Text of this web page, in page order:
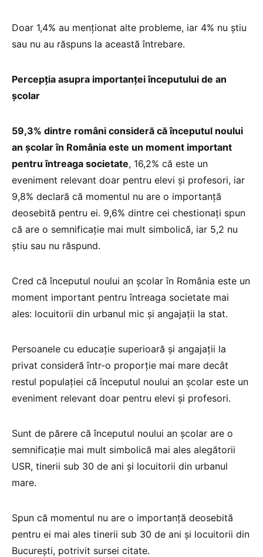
Doar 1,4% au menționat alte probleme, iar 4% nu știu
sau nu au răspuns la această întrebare.
Percepția asupra importanței începutului de an
școlar
59,3% dintre români consideră că începutul noului
an școlar în România este un moment important
pentru întreaga societate, 16,2% că este un
eveniment relevant doar pentru elevi și profesori, iar
9,8% declară că momentul nu are o importanță
deosebită pentru ei. 9,6% dintre cei chestionați spun
că are o semnificație mai mult simbolică, iar 5,2 nu
știu sau nu răspund.
Cred că începutul noului an școlar în România este un
moment important pentru întreaga societate mai
ales: locuitorii din urbanul mic și angajații la stat.
Persoanele cu educație superioară și angajații la
privat consideră într-o proporție mai mare decât
restul populației că începutul noului an școlar este un
eveniment relevant doar pentru elevi și profesori.
Sunt de părere că începutul noului an școlar are o
semnificație mai mult simbolică mai ales alegătorii
USR, tinerii sub 30 de ani și locuitorii din urbanul
mare.
Spun că momentul nu are o importanță deosebită
pentru ei mai ales tinerii sub 30 de ani și locuitorii din
București, potrivit sursei citate.